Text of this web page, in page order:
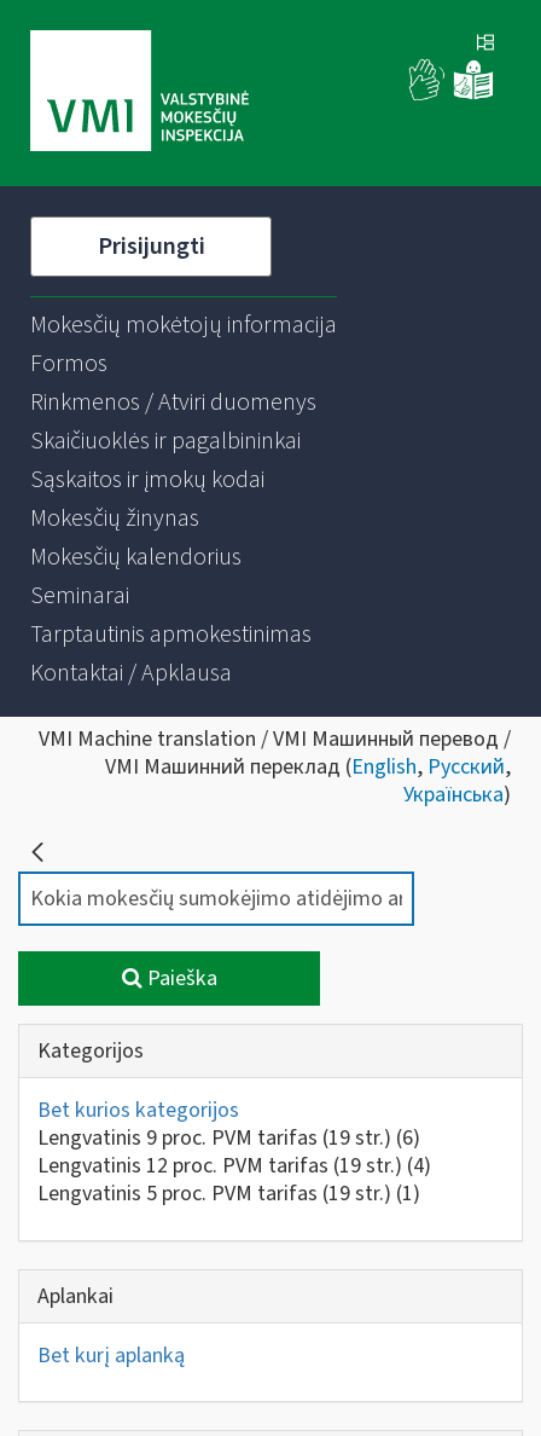
Prisijungti
Mokesčių mokėtojų informacija
Formos
Rinkmenos / Atviri duomenys
Skaičiuoklės ir pagalbininkai
Sąskaitos ir įmokų kodai
Mokesčių žinynas
Mokesčių kalendorius
Seminarai
Tarptautinis apmokestinimas
Kontaktai / Apklausa
VMI Machine translation / VMI Машинный перевод /
VMI Машинний переклад (English, Русский,
Українська)
Paieška
Kategorijos
Bet kurios kategorijos
Lengvatinis 9 proc. PVM tarifas (19 str.) (6)
Lengvatinis 12 proc. PVM tarifas (19 str.) (4)
Lengvatinis 5 proc. PVM tarifas (19 str.) (1)
Aplankai
Bet kurį aplanką